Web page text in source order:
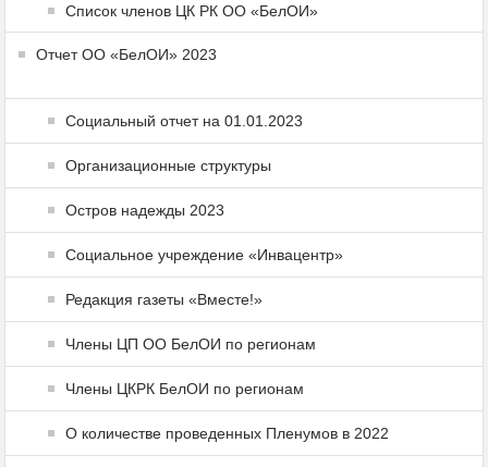
Список членов ЦК РК ОО «БелОИ»
Отчет ОО «БелОИ» 2023
Социальный отчет на 01.01.2023
Организационные структуры
Остров надежды 2023
Социальное учреждение «Инвацентр»
Редакция газеты «Вместе!»
Члены ЦП ОО БелОИ по регионам
Члены ЦКРК БелОИ по регионам
О количестве проведенных Пленумов в 2022